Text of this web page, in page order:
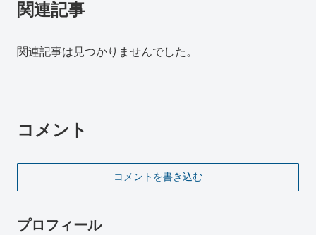
関連記事
関連記事は見つかりませんでした。
コメント
コメントを書き込む
プロフィール